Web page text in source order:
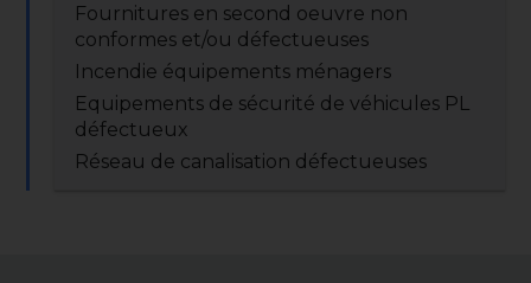
Fournitures en second oeuvre non
conformes et/ou défectueuses
Incendie équipements ménagers
Equipements de sécurité de véhicules PL
défectueux
Réseau de canalisation défectueuses